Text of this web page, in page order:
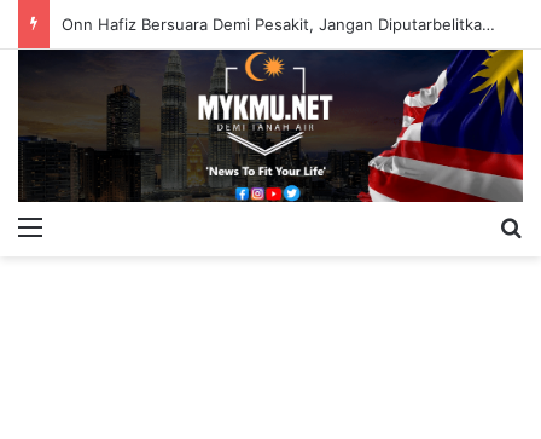
Onn Hafiz Bersuara Demi Pesakit, Jangan Diputarbelitkan – Hasrunizah